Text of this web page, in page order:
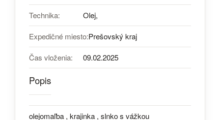
Technika: Olej,
Expedičné miesto:Prešovský kraj
Čas vloženia: 09.02.2025
Popis
olejomaľba , krajinka , slnko s vážkou